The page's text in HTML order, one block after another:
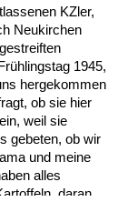
KZler,
Neukirchen
1945,
hergekommen
ob sie hier
weil sie
gebeten, ob wir
und meine
alles
daran